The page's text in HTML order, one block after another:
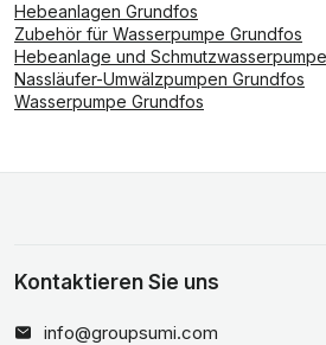
Hebeanlagen Grundfos
Zubehör für Wasserpumpe Grundfos
Hebeanlage und
Nassläufer-Umwälzpumpen Grundfos
Wasserpumpe Grundfos
Kontaktieren Sie uns
info@groupsumi.com